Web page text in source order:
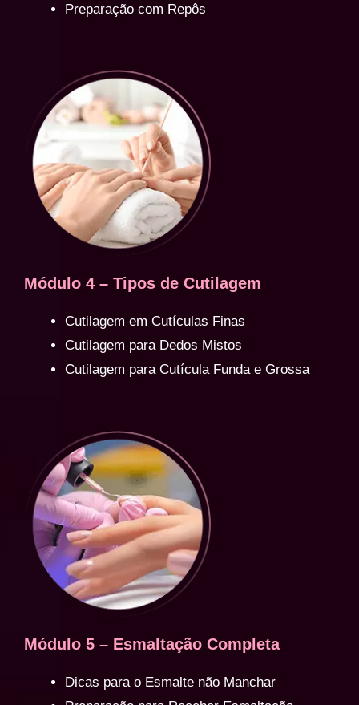
Preparação com Repôs
Módulo 4 – Tipos de Cutilagem
Cutilagem em Cutículas Finas
Cutilagem para Dedos Mistos
Cutilagem para Cutícula Funda e Grossa
Módulo 5 – Esmaltação Completa
Dicas para o Esmalte não Manchar